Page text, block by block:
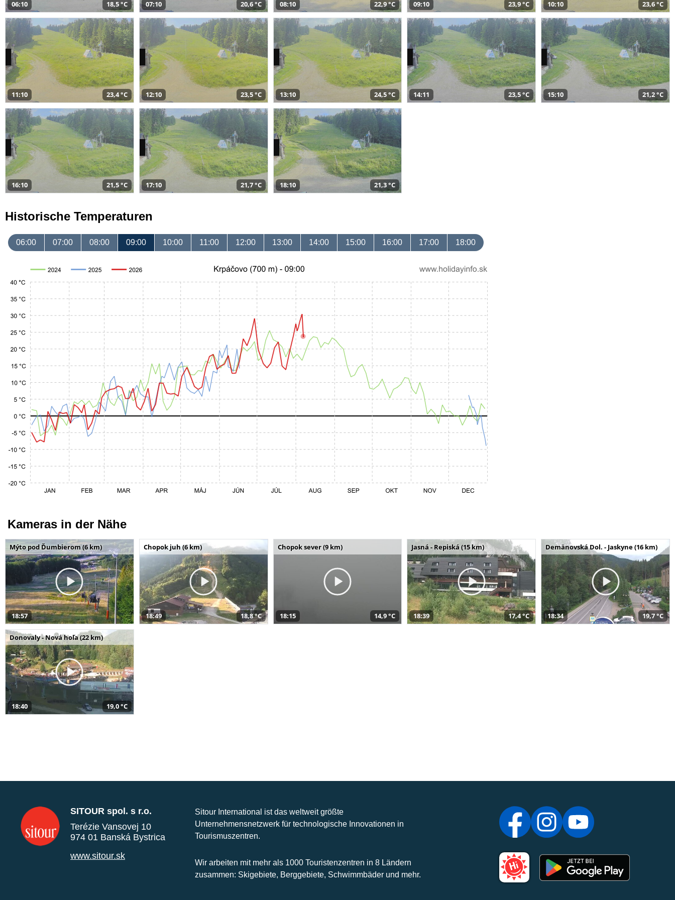
06:10 18,5 °C 07:10 20,6 °C 08:10 22,9 °C 09:10 23,9 °C 10:10 23,6 °C
11:10 23,4 °C 12:10 23,5 °C 13:10 24,5 °C 14:11 23,5 °C 15:10 21,2 °C
16:10 21,5 °C 17:10 21,7 °C 18:10 21,3 °C
Historische Temperaturen
06:00 07:00 08:00 09:00 10:00 11:00 12:00 13:00 14:00 15:00 16:00 17:00 18:00
Kameras in der Nähe
Mýto pod Ďumbierom (6 km)
18:57
Chopok juh (6 km)
18:49 18,8 °C
Chopok sever (9 km)
18:15 14,9 °C
Jasná - Repiská (15 km)
18:39 17,4 °C
Demänovská Dol. - Jaskyne (16 km)
18:34 19,7 °C
Donovaly - Nová hoľa (22 km)
18:40 19,0 °C
SITOUR spol. s r.o.
Terézie Vansovej 10
974 01 Banská Bystrica
www.sitour.sk
Sitour International ist das weltweit größte
Unternehmensnetzwerk für technologische Innovationen in
Tourismuszentren.
Wir arbeiten mit mehr als 1000 Touristenzentren in 8 Ländern
zusammen: Skigebiete, Berggebiete, Schwimmbäder und mehr.